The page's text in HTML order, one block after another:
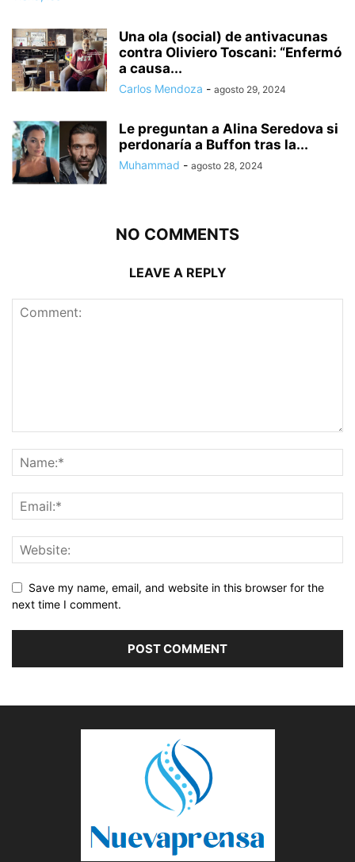
Una ola (social) de antivacunas
contra Oliviero Toscani: “Enfermó
a causa...
Carlos Mendoza - agosto 29, 2024
Le preguntan a Alina Seredova si
perdonaría a Buffon tras la...
Muhammad - agosto 28, 2024
NO COMMENTS
LEAVE A REPLY
Save my name, email, and website in this browser for the
next time I comment.